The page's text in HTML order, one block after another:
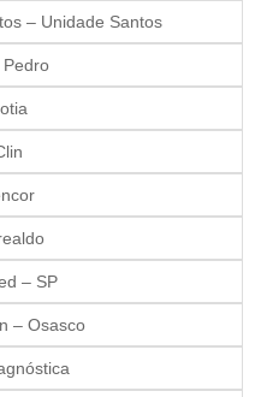
– Unidade Santos
– SP
– Osasco